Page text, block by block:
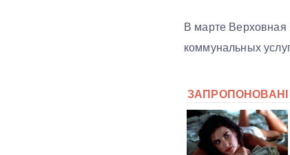
В марте Верховная
коммунальных